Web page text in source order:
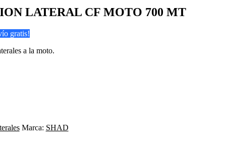
LATERAL CF MOTO 700 MT
gratis!
a la moto.
Marca: SHAD